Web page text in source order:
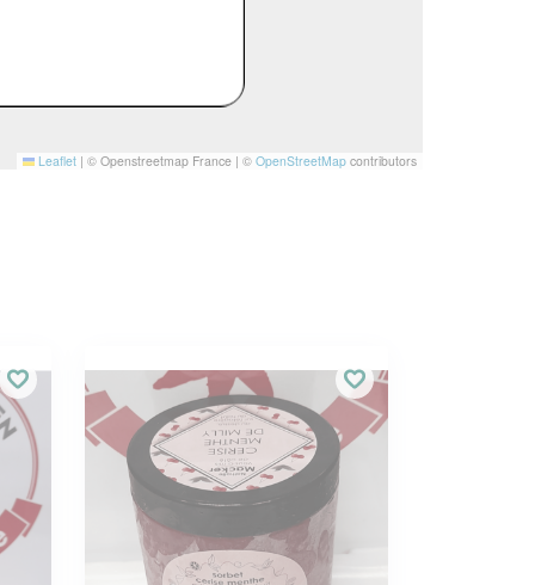
Leaflet | © Openstreetmap France | © OpenStreetMap contributors